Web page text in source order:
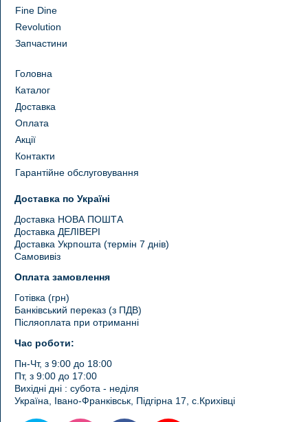
Fine Dine
Revolution
Запчастини
Головна
Каталог
Доставка
Оплата
Акції
Контакти
Гарантійне обслуговування
Доставка по Україні
Доставка НОВА ПОШТА
Доставка ДЕЛІВЕРІ
Доставка Укрпошта (термін 7 днів)
Самовивіз
Оплата замовлення
Готівка (грн)
Банківський переказ (з ПДВ)
Післяоплата при отриманні
Час роботи:
Пн-Чт, з 9:00 до 18:00
Пт, з 9:00 до 17:00
Вихідні дні : субота - неділя
Україна, Івано-Франківськ, Підгірна 17, с.Крихівці